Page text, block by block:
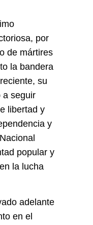
por
de mártires
la bandera
su
a seguir
libertad y
y
popular y
la lucha
adelante
en el